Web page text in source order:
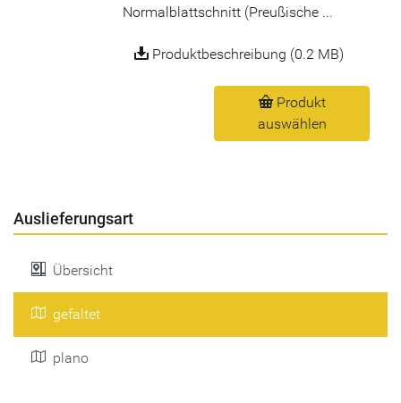
Normalblattschnitt (Preußische ...
Produktbeschreibung (0.2 MB)
Produkt
auswählen
Auslieferungsart
Übersicht
gefaltet
plano